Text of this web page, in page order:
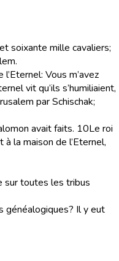
soixante mille cavaliers;
Vous m’avez
vit qu’ils s’humiliaient,
par Schischak;
avait faits. 10Le roi
la maison de l’Eternel,
sur toutes les tribus
généalogiques? Il y eut